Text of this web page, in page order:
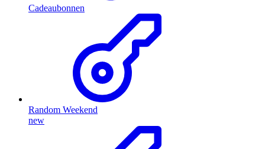
Cadeaubonnen
Random Weekend
new